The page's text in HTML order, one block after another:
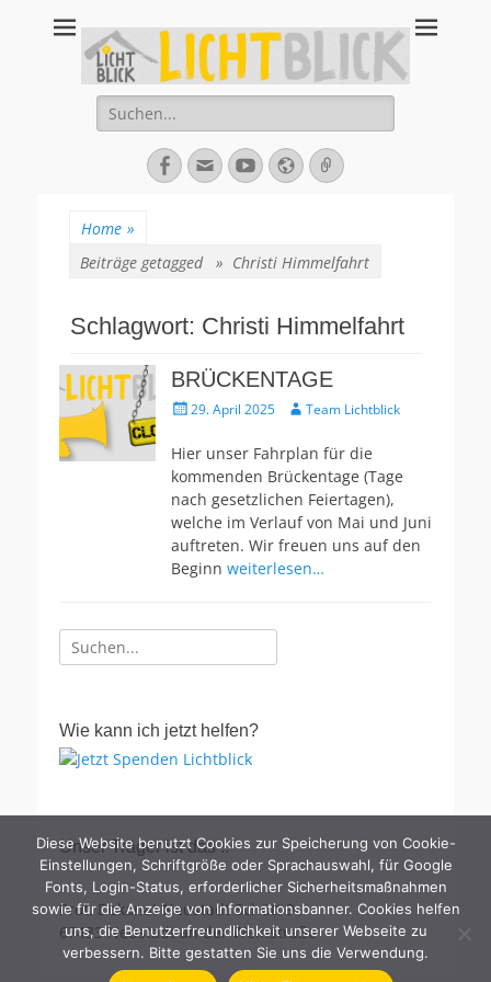
Lichtblick
67434 Neustadt an der Weinstraße – Amalienstraße 3 – Tel:
06321-355340
Suche
nach:
Facebook
E-
Mail
YouTube
WebsiteVerknüpfung
Home »
Beiträge getagged » Christi Himmelfahrt
Schlagwort: Christi Himmelfahrt
BRÜCKENTAGE
Veröffentlicht
29. April 2025 AutorTeam Lichtblick
Hier unser Fahrplan für die
kommenden Brückentage (Tage
nach gesetzlichen Feiertagen),
welche im Verlauf von Mai und Juni
auftreten. Wir freuen uns auf den
Beginn weiterlesen…
Suche
nach:
Wie kann ich jetzt helfen?
Unser Träger ist das ..
Prot. Dekanat Neustadt Schütt 9
67433 Neustadt an der Weinstraße
Diese Website benutzt Cookies zur Speicherung von Cookie-
Einstellungen, Schriftgröße oder Sprachauswahl, für Google
Fonts, Login-Status, erforderlicher Sicherheitsmaßnahmen
sowie für die Anzeige von Informationsbanner. Cookies helfen
uns, die Benutzerfreundlichkeit unserer Webseite zu
verbessern. Bitte gestatten Sie uns die Verwendung.